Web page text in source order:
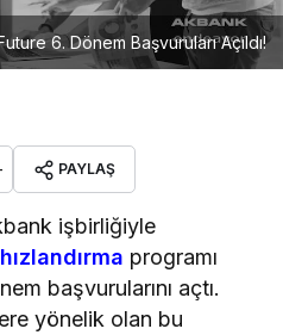
6. Dönem Başvuruları Açıldı!
PAYLAŞ
işbirliğiyle
programı
başvurularını açtı.
yönelik olan bu